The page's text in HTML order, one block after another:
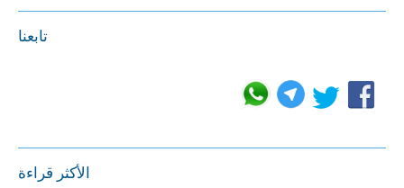
تابعنا
الأكثر قراءة